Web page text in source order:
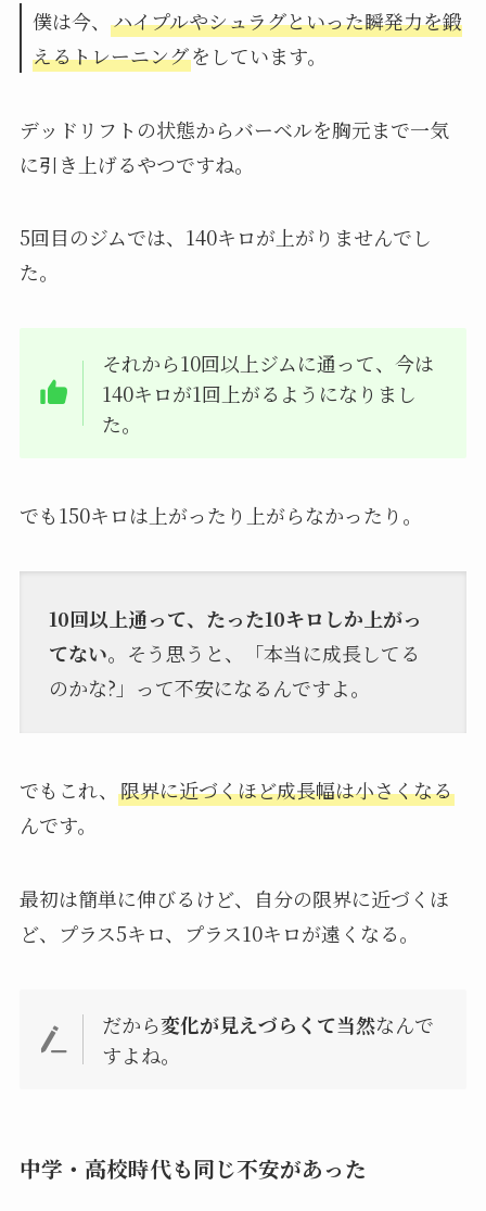
僕は今、 ハイプルやシュラグといった瞬発力を鍛
えるトレーニングをしています。
デッドリフトの状態からバーベルを胸元まで一気
に引き上げるやつですね。
5回目のジムでは、140キロが上がりませんでし
た。
それから10回以上ジムに通って、今は
140キロが1回上がるようになりまし
た。
でも150キロは上がったり上がらなかったり。
10回以上通って、たった10キロしか上がっ
てない。そう思うと、「本当に成長してる
のかな?」って不安になるんですよ。
でもこれ、 限界に近づくほど成長幅は小さくなる
んです。
最初は簡単に伸びるけど、自分の限界に近づくほ
ど、プラス5キロ、プラス10キロが遠くなる。
だから変化が見えづらくて当然なんで
すよね。
中学・高校時代も同じ不安があった